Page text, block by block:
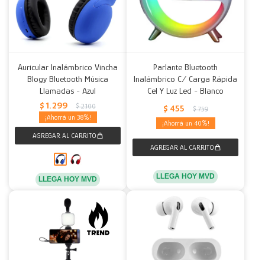
Auricular Inalámbrico Vincha
Blogy Bluetooth Música
Llamadas - Azul
$ 1.299 $ 2.100
38
LLEGA HOY MVD
Parlante Bluetooth
Inalámbrico C/ Carga Rápida
Cel Y Luz Led - Blanco
$ 455 $ 759
40
LLEGA HOY MVD